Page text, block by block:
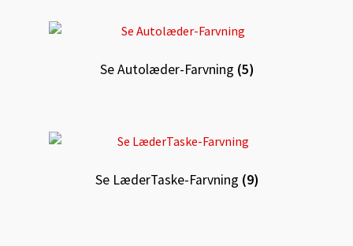
Se Autolæder-Farvning (5)
Se LæderTaske-Farvning (9)